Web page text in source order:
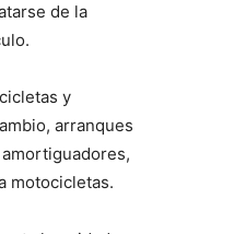
de la
y
arranques
motocicletas.